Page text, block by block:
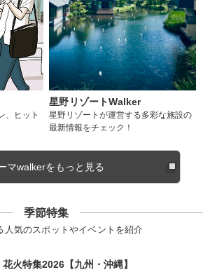
、ヒット
星野リゾートWalker
星野リゾートが運営する多彩な施設の
最新情報をチェック！
マwalkerをもっと見る
季節特集
人気のスポットやイベントを紹介
花火特集2026【九州・沖縄】